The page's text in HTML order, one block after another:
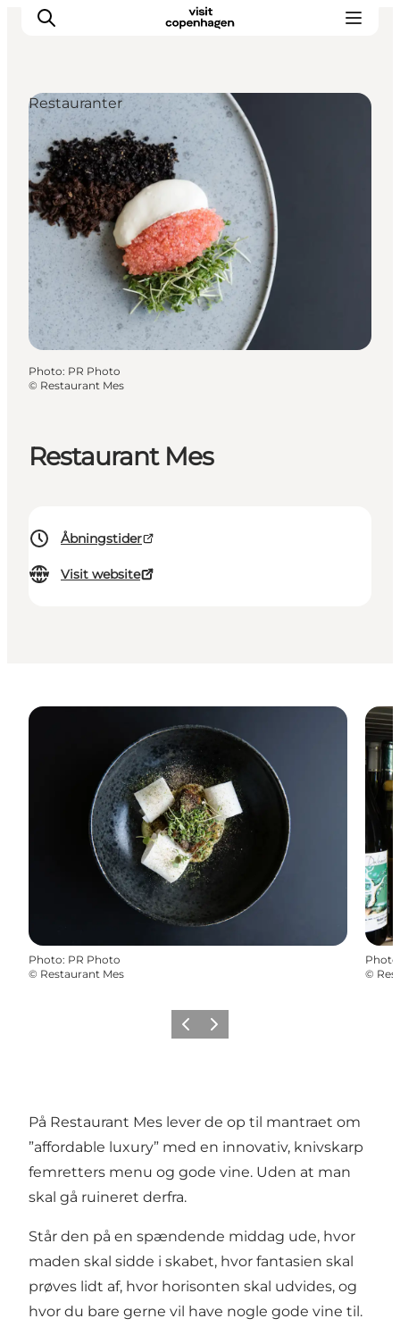
Aktiviteter
Mat och dryck
Planera din resa
Restaurant Mes
Åbningstider
Visit website
Restauranter
Photo: PR Photo
© Restaurant Mes
Photo: PR Photo
© Restaurant Mes
Photo
©
Previous
Next
På Restaurant Mes lever de op til mantraet om
”affordable luxury” med en innovativ, knivskarp
femretters menu og gode vine. Uden at man
skal gå ruineret derfra.
Står den på en spændende middag ude, hvor
maden skal sidde i skabet, hvor fantasien skal
prøves lidt af, hvor horisonten skal udvides, og
hvor du bare gerne vil have nogle gode vine til.